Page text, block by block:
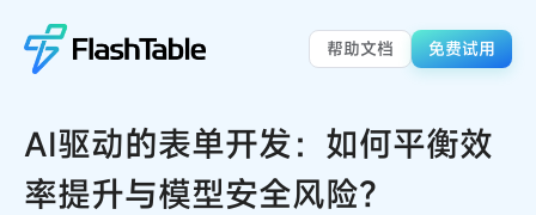
帮助文档 免费试用
AI驱动的表单开发：如何平衡效
率提升与模型安全风险？